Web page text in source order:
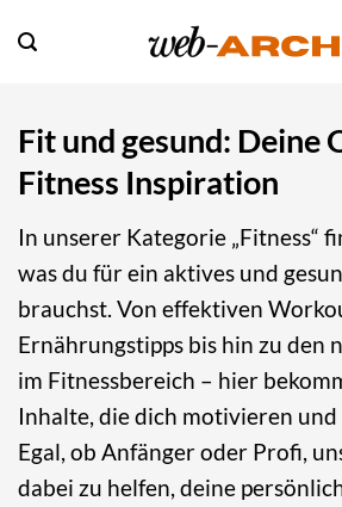
Inhalt
Fit und gesund: Deine
Fitness Inspiration
In unserer Kategorie „Fitness“
was du für ein aktives und
brauchst. Von effektiven
Ernährungstipps bis hin zu den
im Fitnessbereich – hier
Inhalte, die dich motivieren
Egal, ob Anfänger oder Profi,
dabei zu helfen, deine